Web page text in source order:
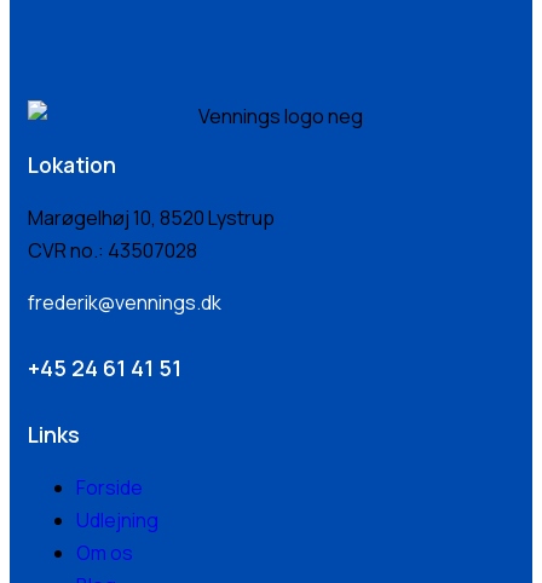
Lokation
Marøgelhøj 10, 8520 Lystrup
CVR no.: 43507028
frederik@vennings.dk
+45 24 61 41 51
Links
Forside
Udlejning
Om os